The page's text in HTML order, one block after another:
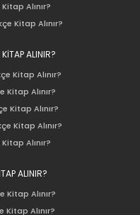
Alınır?
Kitap Alınır?
ALINIR?
Kitap Alınır?
Kitap Alınır?
Kitap Alınır?
Kitap Alınır?
Alınır?
ALINIR?
Kitap Alınır?
Kitap Alınır?